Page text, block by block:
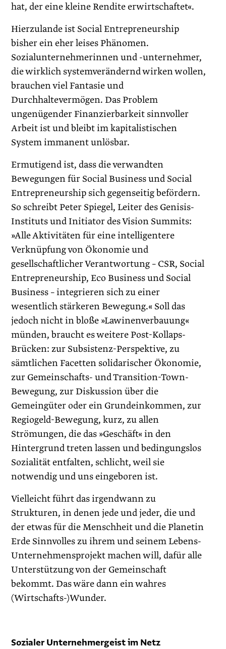
hat, der eine kleine Rendite erwirtschaftet«.
Hierzulande ist Social Entrepreneurship
bisher ein eher leises Phänomen.
Sozialunternehmerinnen und -unternehmer,
die wirklich systemverändernd wirken wollen,
brauchen viel Fantasie und
Durchhaltevermögen. Das Problem
ungenügender Finanzierbarkeit sinnvoller
Arbeit ist und bleibt im kapitalistischen
System immanent unlösbar.
Ermutigend ist, dass die verwandten
Bewegungen für Social Business und Social
Entrepreneurship sich gegenseitig befördern.
So schreibt Peter Spiegel, Leiter des Genisis-
Instituts und Initiator des Vision Summits:
»Alle Aktivitäten für eine intelligentere
Verknüpfung von Ökonomie und
gesellschaftlicher Verantwortung – CSR, Social
Entrepreneurship, Eco Business und Social
Business – integrieren sich zu einer
wesentlich stärkeren Bewegung.« Soll das
jedoch nicht in bloße »Lawinenverbauung«
münden, braucht es weitere Post-Kollaps-
Brücken: zur Subsistenz-Perspektive, zu
sämtlichen Facet­ten solidarischer Ökonomie,
zur Gemeinschafts- und Transition-Town-
Bewegung, zur Diskussion über die
Gemeingüter oder ein Grundeinkommen, zur
Regiogeld-Bewegung, kurz, zu allen
Strömungen, die das »Geschäft« in den
Hintergrund treten lassen und bedingungslos
Sozialität entfalten, schlicht, weil sie
notwendig und uns eingeboren ist.
Vielleicht führt das irgendwann zu
Strukturen, in denen jede und jeder, die und
der etwas für die Menschheit und die Planetin
Erde Sinnvolles zu ihrem und seinem Lebens-
Unternehmensprojekt machen will, dafür alle
Unterstützung von der Gemeinschaft
bekommt. Das wäre dann ein wahres
(Wirtschafts-)Wunder.
Sozialer Unternehmergeist im Netz